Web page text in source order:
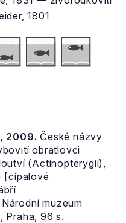
1801
2009. České názvy
obratlovci
(Actinopterygii),
[cípalové
muzeum
Praha, 96 s.